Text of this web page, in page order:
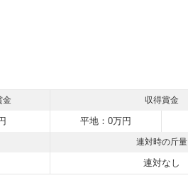
金 収得賞金
平地：0万円
連対時の斤量
連対なし